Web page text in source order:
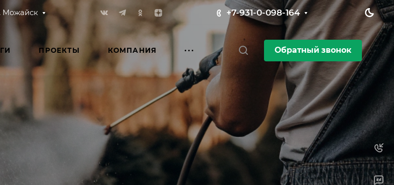
Можайск +7-931-0-098-164
ПРОЕКТЫ КОМПАНИЯ Обратный звонок